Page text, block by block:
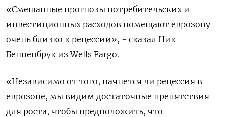
«Смешанные прогнозы потребительских и
инвестиционных расходов помещают еврозону
очень близко к рецессии», - сказал Ник
Бенненбрук из Wells Fargo.
«Независимо от того, начнется ли рецессия в
еврозоне, мы видим достаточные препятствия
для роста, чтобы предположить, что